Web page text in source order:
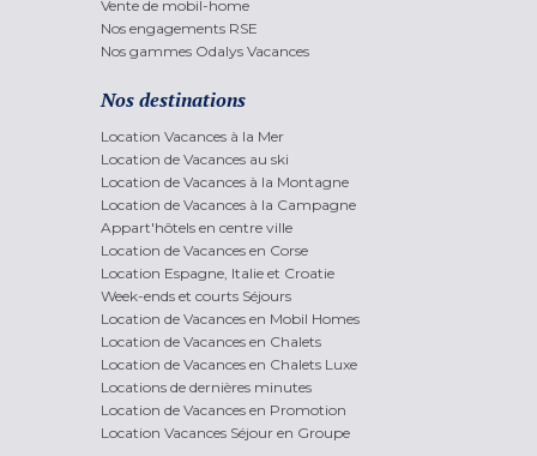
Vente de mobil-home
Nos engagements RSE
Nos gammes Odalys Vacances
Nos destinations
Location Vacances à la Mer
Location de Vacances au ski
Location de Vacances à la Montagne
Location de Vacances à la Campagne
Appart'hôtels en centre ville
Location de Vacances en Corse
Location Espagne, Italie et Croatie
Week-ends et courts Séjours
Location de Vacances en Mobil Homes
Location de Vacances en Chalets
Location de Vacances en Chalets Luxe
Locations de dernières minutes
Location de Vacances en Promotion
Location Vacances Séjour en Groupe